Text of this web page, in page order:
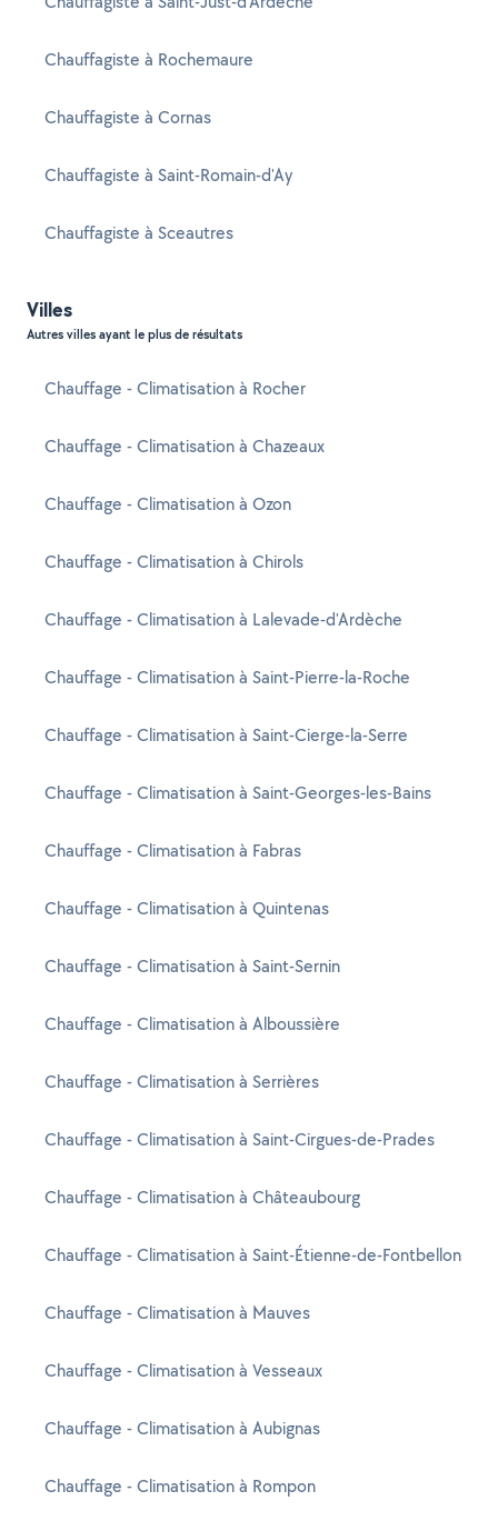
Chauffagiste à Rochemaure
Chauffagiste à Cornas
Chauffagiste à Saint-Romain-d'Ay
Chauffagiste à Sceautres
Villes
Autres villes ayant le plus de résultats
Chauffage - Climatisation à Rocher
Chauffage - Climatisation à Chazeaux
Chauffage - Climatisation à Ozon
Chauffage - Climatisation à Chirols
Chauffage - Climatisation à Lalevade-d'Ardèche
Chauffage - Climatisation à Saint-Pierre-la-Roche
Chauffage - Climatisation à Saint-Cierge-la-Serre
Chauffage - Climatisation à Saint-Georges-les-Bains
Chauffage - Climatisation à Fabras
Chauffage - Climatisation à Quintenas
Chauffage - Climatisation à Saint-Sernin
Chauffage - Climatisation à Alboussière
Chauffage - Climatisation à Serrières
Chauffage - Climatisation à Saint-Cirgues-de-Prades
Chauffage - Climatisation à Châteaubourg
Chauffage - Climatisation à Saint-Étienne-de-Fontbellon
Chauffage - Climatisation à Mauves
Chauffage - Climatisation à Vesseaux
Chauffage - Climatisation à Aubignas
Chauffage - Climatisation à Rompon